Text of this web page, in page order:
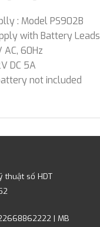
: Model PS902B
with Battery Leads
AC, 60Hz
DC 5A
not included
thuật số HDT
| MB